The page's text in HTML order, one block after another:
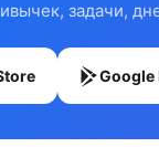
задачи,
Google